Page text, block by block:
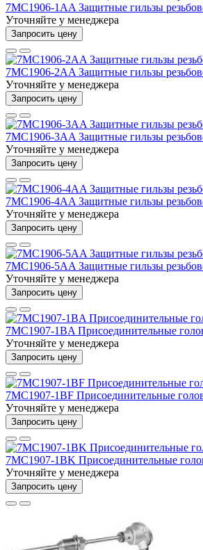
7MC1906-1AA Защитные гильзы
Уточняйте у менеджера
Запросить цену
7MC1906-2AA Защитные гильзы
Уточняйте у менеджера
Запросить цену
7MC1906-3AA Защитные гильзы
Уточняйте у менеджера
Запросить цену
7MC1906-4AA Защитные гильзы
Уточняйте у менеджера
Запросить цену
7MC1906-5AA Защитные гильзы
Уточняйте у менеджера
Запросить цену
7MC1907-1BA Присоединительные
Уточняйте у менеджера
Запросить цену
7MC1907-1BF Присоединительные
Уточняйте у менеджера
Запросить цену
7MC1907-1BK Присоединительные
Уточняйте у менеджера
Запросить цену